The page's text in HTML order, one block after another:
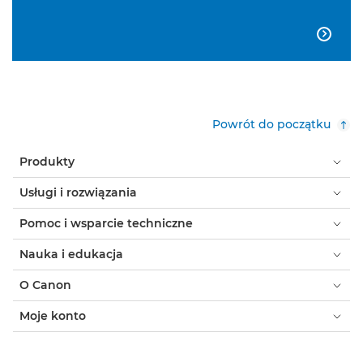

Powrót do początku
Produkty
Usługi i rozwiązania
Pomoc i wsparcie techniczne
Nauka i edukacja
O Canon
Moje konto